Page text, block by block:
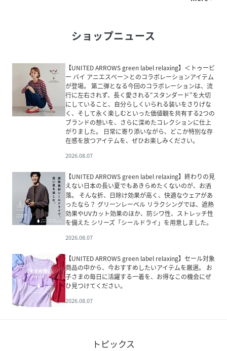
ショップニュース
【UNITED ARROWS green label relaxing】＜トゥービ
ー バイ アニエスべー＞とのコラボレーションアイテム
が登場。 第二弾となる今回のコラボレーションは、流
行に左右されず、長く愛される“スタンダード”を大切
にしていること、自分らしくいられる装いをさりげな
く、そして永く楽しむといった価値観を共有する2つの
ブランドの想いを、さらに深めたコレクションに仕上
がりました。 日常に寄り添いながら、どこか特別な存
在感を放つアイテムを、ぜひお楽しみください。
2026.08.07
【UNITED ARROWS green label relaxing】終わりの見
えない日本の長い夏でもあきらめたくないのが、お洒
落。 そんな折、日除け効果が高く、快適なウェアがあ
ったなら？ グリーンレーベル リラクシングでは、遮熱
効果やUVカット効果のほか、防シワ性、ストレッチ性
を備えた シリーズ「シールドライ」を用意しました。
2026.08.07
【UNITED ARROWS green label relaxing】セール対象
商品の中から、今おすすめしたいアイテムを厳選。 お
子さまの毎日に活躍する一着を、お得なこの機会にぜ
ひ見つけてください。
2026.08.07
トピックス